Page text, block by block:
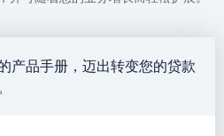
产品手册，迈出转变您的贷款